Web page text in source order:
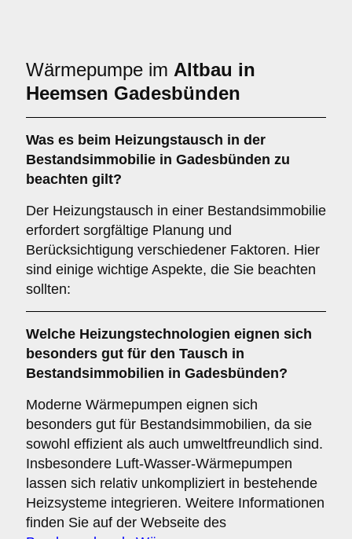
Wärmepumpe im Altbau in
Heemsen Gadesbünden
Was es beim Heizungstausch in der
Bestandsimmobilie in Gadesbünden zu
beachten gilt?
Der Heizungstausch in einer Bestandsimmobilie
erfordert sorgfältige Planung und
Berücksichtigung verschiedener Faktoren. Hier
sind einige wichtige Aspekte, die Sie beachten
sollten:
Welche Heizungstechnologien eignen sich
besonders gut für den Tausch in
Bestandsimmobilien in Gadesbünden?
Moderne Wärmepumpen eignen sich
besonders gut für Bestandsimmobilien, da sie
sowohl effizient als auch umweltfreundlich sind.
Insbesondere Luft-Wasser-Wärmepumpen
lassen sich relativ unkompliziert in bestehende
Heizsysteme integrieren. Weitere Informationen
finden Sie auf der Webseite des